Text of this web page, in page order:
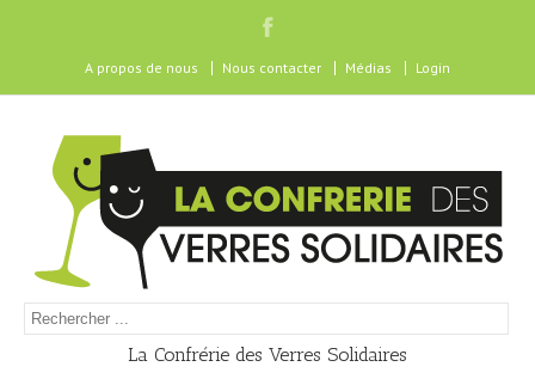
A propos de nous Nous contacter Médias Login
La Confrérie des Verres Solidaires